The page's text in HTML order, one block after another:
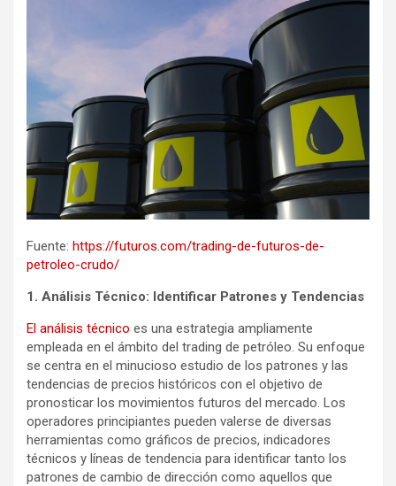
Fuente: https://futuros.com/trading-de-futuros-de-
petroleo-crudo/
1. Análisis Técnico: Identificar Patrones y Tendencias
El análisis técnico es una estrategia ampliamente
empleada en el ámbito del trading de petróleo. Su enfoque
se centra en el minucioso estudio de los patrones y las
tendencias de precios históricos con el objetivo de
pronosticar los movimientos futuros del mercado. Los
operadores principiantes pueden valerse de diversas
herramientas como gráficos de precios, indicadores
técnicos y líneas de tendencia para identificar tanto los
patrones de cambio de dirección como aquellos que